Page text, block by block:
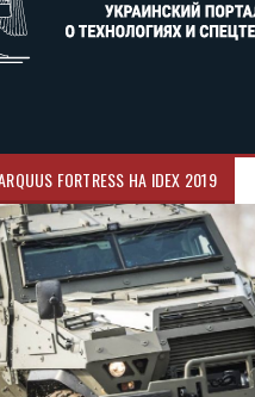
FORTRESS НА IDEX 2019